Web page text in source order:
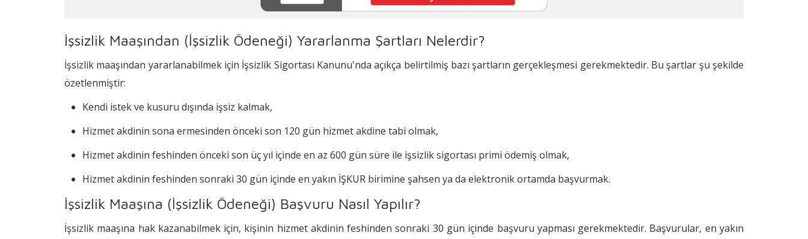
İşsizlik Maaşına (İşsizlik Ödeneği) Başvururken İstenen Belgeler Nelerdir?
İşsizlik Maaşı Yeniden Başlatılabilir mi?
İşsizlik Maaşından (İşsizlik Ödeneği) Yararlanma Şartları Nelerdir?
İşsizlik maaşından yararlanabilmek için İşsizlik Sigortası Kanunu'nda açıkça belirtilmiş bazı şartların gerçekleşmesi gerekmektedir. Bu şartlar şu şekilde
özetlenmiştir:
Kendi istek ve kusuru dışında işsiz kalmak,
Hizmet akdinin sona ermesinden önceki son 120 gün hizmet akdine tabi olmak,
Hizmet akdinin feshinden önceki son üç yıl içinde en az 600 gün süre ile işsizlik sigortası primi ödemiş olmak,
Hizmet akdinin feshinden sonraki 30 gün içinde en yakın İŞKUR birimine şahsen ya da elektronik ortamda başvurmak.
İşsizlik Maaşına (İşsizlik Ödeneği) Başvuru Nasıl Yapılır?
İşsizlik maaşına hak kazanabilmek için, kişinin hizmet akdinin feshinden sonraki 30 gün içinde başvuru yapması gerekmektedir. Başvurular, en yakın